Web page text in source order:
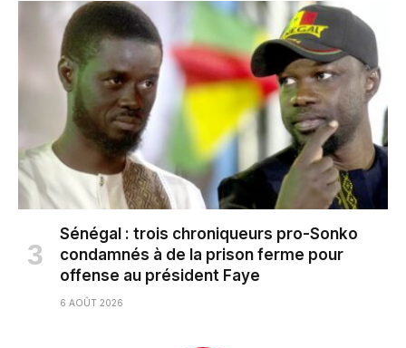
Sénégal : trois chroniqueurs pro-Sonko
condamnés à de la prison ferme pour
offense au président Faye
6 AOÛT 2026